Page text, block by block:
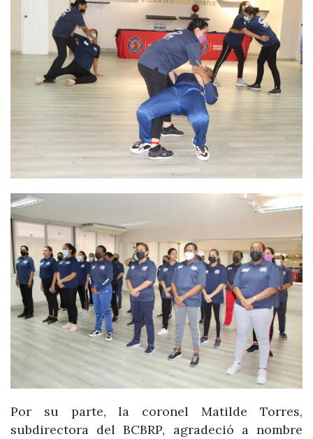
Por su parte, la coronel Matilde Torres,
subdirectora del BCBRP, agradeció a nombre